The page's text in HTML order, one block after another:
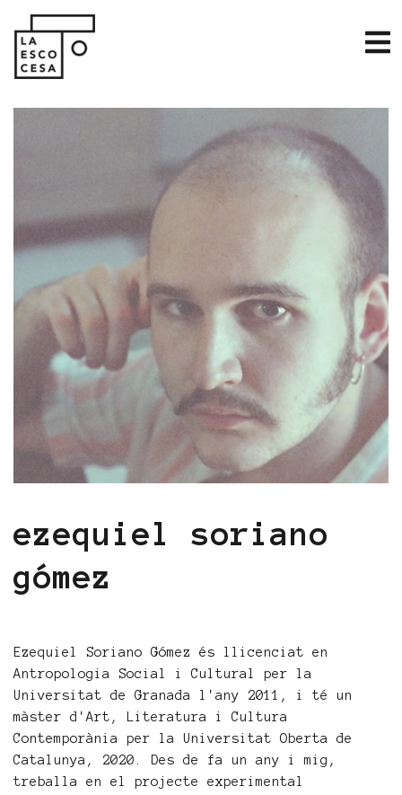
ezequiel soriano
gómez
Ezequiel Soriano Gómez és llicenciat en
Antropologia Social i Cultural per la
Universitat de Granada l'any 2011, i té un
màster d'Art, Literatura i Cultura
Contemporània per la Universitat Oberta de
Catalunya, 2020. Des de fa un any i mig,
treballa en el projecte experimental